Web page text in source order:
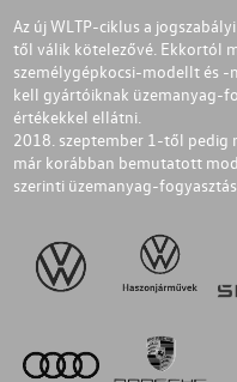
Az új WLTP-ciklus a
től válik kötelezővé. Ekkortól
személygépkocsi-modellt és -
kell gyártóiknak üzemanyag-
értékekkel ellátni.
2018. szeptember 1-től pedig
már korábban bemutatott
szerinti üzemanyag-